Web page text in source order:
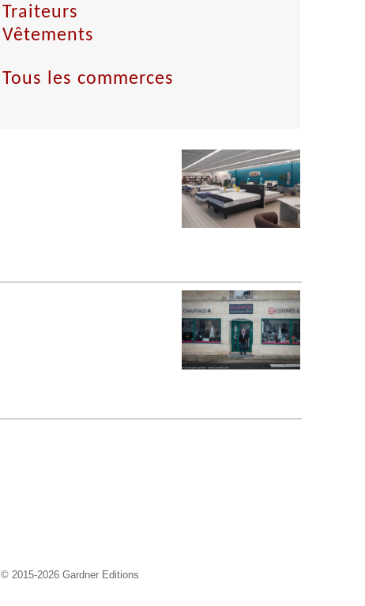
Traiteurs
Vêtements
Tous les commerces
© 2015-2026 Gardner Editions